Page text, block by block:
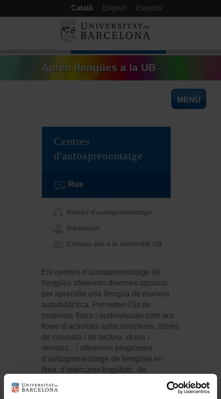
Català English Español
Aprèn llengües a la UB
MENÚ
Centres
d'autoaprenentatge
Rus
Recurs d'autoaprenentatge
Presencial
Exclusiu per a la comunitat UB
Els centres d'autoaprenentatge de
llengües ofereixen diverses opcions
per aprendre una llengua de manera
autodidàctica. Permeten l'ús de
materials físics i audiovisuals com ara
fitxes d’activitats autocorrectives, llibres
de consulta i de lectura, diaris i
revistes... i ofereixen programes
d'autoaprenentatge de llengües en
línia, d'intercanvi lingüístic, de
participació en grups de conversa, etc.
Nivells: